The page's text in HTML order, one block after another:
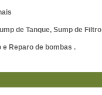
de Tanque, Sump de Filtro
e Reparo de bombas .